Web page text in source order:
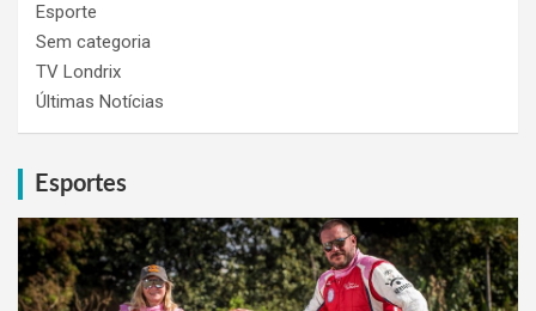
Esporte
Sem categoria
TV Londrix
Últimas Notícias
Esportes